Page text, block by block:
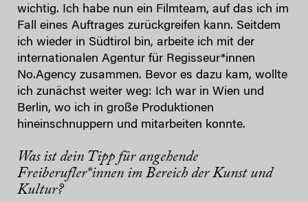
wichtig. Ich habe nun ein Filmteam, auf das ich im
Fall eines Auftrages zurückgreifen kann. Seitdem
ich wieder in Südtirol bin, arbeite ich mit der
internationalen Agentur für Regisseur*innen
No.Agency zusammen. Bevor es dazu kam, wollte
ich zunächst weiter weg: Ich war in Wien und
Berlin, wo ich in große Produktionen
hineinschnuppern und mitarbeiten konnte.
Was ist dein Tipp für angehende
Freiberufler*innen im Bereich der Kunst und
Kultur?